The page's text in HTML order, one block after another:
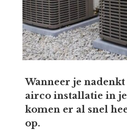
Wanneer je nadenkt
airco installatie in
komen er al snel
op.